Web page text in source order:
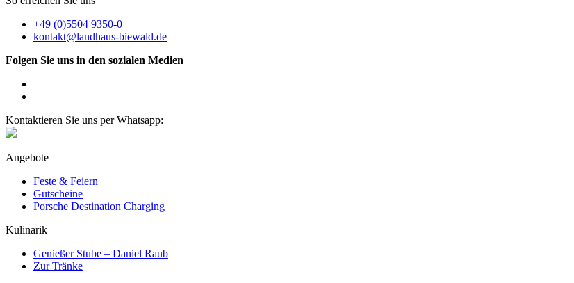
+49 (0)5504 9350-0
kontakt@landhaus-biewald.de
Folgen Sie uns in den sozialen Medien
Kontaktieren Sie uns per Whatsapp:
Angebote
Feste & Feiern
Gutscheine
Porsche Destination Charging
Kulinarik
Genießer Stube – Daniel Raub
Zur Tränke